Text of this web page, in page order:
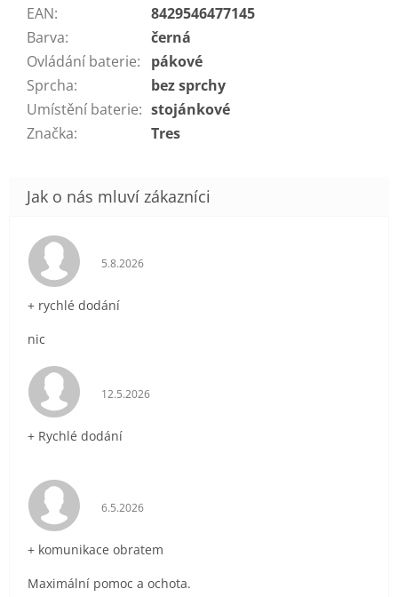
EAN:
8429546477145
Barva:
černá
Ovládání baterie:
pákové
Sprcha:
bez sprchy
Umístění baterie: stojánkové
Značka: Tres
Hodnocení obchodu je 5 z 5 hvězdiček.
5.8.2026
+ rychlé dodání
nic
Hodnocení obchodu je 5 z 5 hvězdiček.
12.5.2026
+ Rychlé dodání
Hodnocení obchodu je 5 z 5 hvězdiček.
6.5.2026
+ komunikace obratem
Maximální pomoc a ochota.